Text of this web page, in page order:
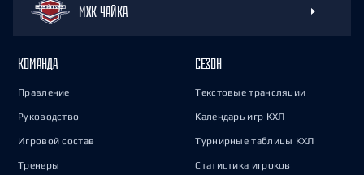
МХК ЧАЙКА
КОМАНДА
Правление
Руководство
Игровой состав
Тренеры
СЕЗОН
Текстовые трансляции
Календарь игр КХЛ
Турнирные таблицы КХЛ
Статистика игроков